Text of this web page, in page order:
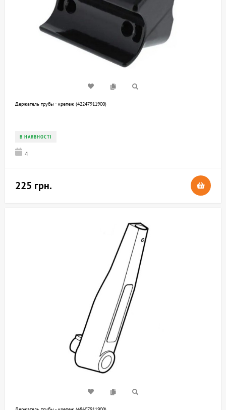
Держатель трубы - крепеж (42247911900)
В НАЯВНОСТІ
4
225 грн.